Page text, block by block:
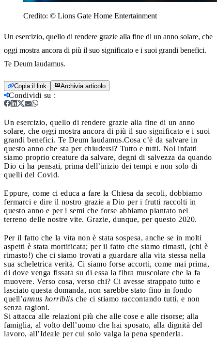
Credito: © Lions Gate Home Entertainment
Un esercizio, quello di rendere grazie alla fine di un anno solare, che
oggi mostra ancora di più il suo significato e i suoi grandi benefici.
Te Deum laudamus.
Copia il link Archivia articolo
Condividi su :
Un esercizio, quello di rendere grazie alla fine di un anno
solare, che oggi mostra ancora di più il suo significato e i suoi
grandi benefici. Te Deum laudamus.Cosa c’è da salvare in
questo anno che sta per chiudersi? Tutto e tutti. Noi infatti
siamo proprio creature da salvare, degni di salvezza da quando
Dio ci ha pensati, prima dell’inizio dei tempi e non solo di
quelli del Covid.
Eppure, come ci educa a fare la Chiesa da secoli, dobbiamo
fermarci e dire il nostro grazie a Dio per i frutti raccolti in
questo anno e per i semi che forse abbiamo piantato nel
terreno delle nostre vite. Grazie, dunque, per questo 2020.
Per il fatto che la vita non è stata sospesa, anche se in molti
aspetti è stata mortificata; per il fatto che siamo rimasti, (chi è
rimasto!) che ci siamo trovati a guardare alla vita stessa nella
sua scheletrica verità. Ci siamo forse accorti, come mai prima,
di dove venga fissata su di essa la fibra muscolare che la fa
muovere. Verso cosa, verso chi? Ci avesse strappato tutto e
lasciato questa domanda, non sarebbe stato fino in fondo
quell’annus horriblis che ci stiamo raccontando tutti, e non
senza ragioni.
Si attacca alle relazioni più che alle cose e alle risorse; alla
famiglia, al volto dell’uomo che hai sposato, alla dignità del
lavoro, all’Ideale per cui solo valga la pena spenderla.